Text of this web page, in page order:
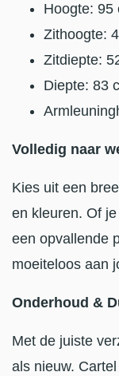
Hoogte: 95
Zithoogte:
Zitdiepte:
Diepte: 83
Volledig naar
Kies uit een
en kleuren. Of
een opvallende
moeiteloos aan
Onderhoud &
Met de juiste
als nieuw.